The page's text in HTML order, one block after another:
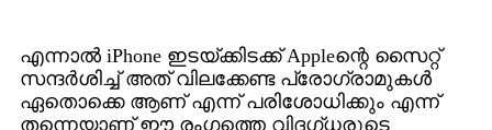
എന്നാല്‍ iPhone ഇടയ്ക്കിടക്ക് Appleന്റെ സൈറ്റ്
സന്ദര്‍ശിച്ച് അത് വിലക്കേണ്ട പ്രോഗ്രാമുകള്‍
ഏതൊക്കെ ആണ് എന്ന് പരിശോധിക്കും എന്ന്
തന്നെയാണ് ഈ രംഗത്തെ വിദഗ്ധരുടെ